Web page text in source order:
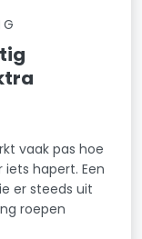
vaak pas hoe
hapert. Een
er steeds uit
roepen